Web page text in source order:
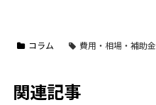
コラム 費用・相場・補助金
関連記事